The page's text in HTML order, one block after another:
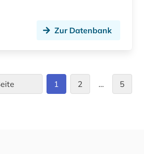
Zur Datenbank
1 2 … 5